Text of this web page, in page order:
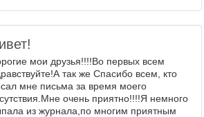
мои друзья!!!!Во первых всем
так же Спасибо всем, кто
мне письма за время моего
очень приятно!!!!Я немного
из журнала,по многим приятным